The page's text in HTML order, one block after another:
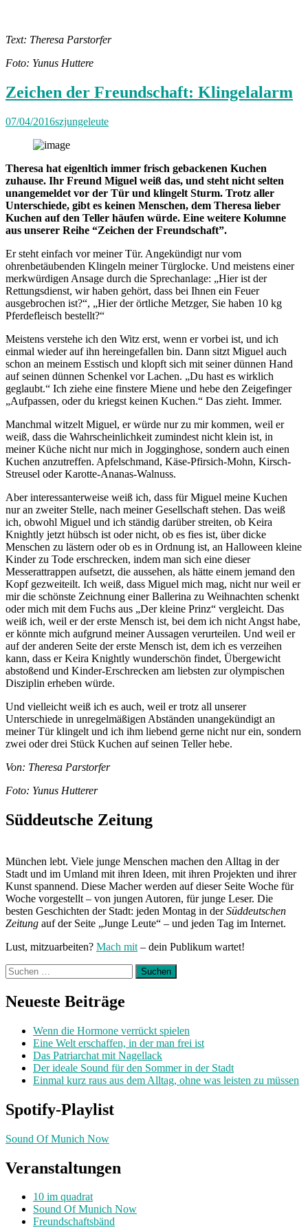
Text: Theresa Parstorfer
Foto: Yunus Huttere
Zeichen der Freundschaft: Klingelalarm
07/04/2016szjungeleute
Theresa hat eigenltich immer frisch gebackenen Kuchen
zuhause. Ihr Freund Miguel weiß das, und steht nicht selten
unangemeldet vor der Tür und klingelt Sturm. Trotz aller
Unterschiede, gibt es keinen Menschen, dem Theresa lieber
Kuchen auf den Teller häufen würde. Eine weitere Kolumne
aus unserer Reihe “Zeichen der Freundschaft”.
Er steht einfach vor meiner Tür. Angekündigt nur vom
ohrenbetäubenden Klingeln meiner Türglocke. Und meistens einer
merkwürdigen Ansage durch die Sprechanlage: „Hier ist der
Rettungsdienst, wir haben gehört, dass bei Ihnen ein Feuer
ausgebrochen ist?“, „Hier der örtliche Metzger, Sie haben 10 kg
Pferdefleisch bestellt?“
Meistens verstehe ich den Witz erst, wenn er vorbei ist, und ich
einmal wieder auf ihn hereingefallen bin. Dann sitzt Miguel auch
schon an meinem Esstisch und klopft sich mit seiner dünnen Hand
auf seinen dünnen Schenkel vor Lachen. „Du hast es wirklich
geglaubt.“ Ich ziehe eine finstere Miene und hebe den Zeigefinger
„Aufpassen, oder du kriegst keinen Kuchen.“ Das zieht. Immer.
Manchmal witzelt Miguel, er würde nur zu mir kommen, weil er
weiß, dass die Wahrscheinlichkeit zumindest nicht klein ist, in
meiner Küche nicht nur mich in Jogginghose, sondern auch einen
Kuchen anzutreffen. Apfelschmand, Käse-Pfirsich-Mohn, Kirsch-
Streusel oder Karotte-Ananas-Walnuss.
Aber interessanterweise weiß ich, dass für Miguel meine Kuchen
nur an zweiter Stelle, nach meiner Gesellschaft stehen. Das weiß
ich, obwohl Miguel und ich ständig darüber streiten, ob Keira
Knightly jetzt hübsch ist oder nicht, ob es fies ist, über dicke
Menschen zu lästern oder ob es in Ordnung ist, an Halloween kleine
Kinder zu Tode erschrecken, indem man sich eine dieser
Messerattrappen aufsetzt, die aussehen, als hätte einem jemand den
Kopf gezweiteilt. Ich weiß, dass Miguel mich mag, nicht nur weil er
mir die schönste Zeichnung einer Ballerina zu Weihnachten schenkt
oder mich mit dem Fuchs aus „Der kleine Prinz“ vergleicht. Das
weiß ich, weil er der erste Mensch ist, bei dem ich nicht Angst habe,
er könnte mich aufgrund meiner Aussagen verurteilen. Und weil er
auf der anderen Seite der erste Mensch ist, dem ich es verzeihen
kann, dass er Keira Knightly wunderschön findet, Übergewicht
abstoßend und Kinder-Erschrecken am liebsten zur olympischen
Disziplin erheben würde.
Und vielleicht weiß ich es auch, weil er trotz all unserer
Unterschiede in unregelmäßigen Abständen unangekündigt an
meiner Tür klingelt und ich ihm liebend gerne nicht nur ein, sondern
zwei oder drei Stück Kuchen auf seinen Teller hebe.
Von: Theresa Parstorfer
Foto: Yunus Hutterer
Süddeutsche Zeitung
München lebt. Viele junge Menschen machen den Alltag in der
Stadt und im Umland mit ihren Ideen, mit ihren Projekten und ihrer
Kunst spannend. Diese Macher werden auf dieser Seite Woche für
Woche vorgestellt – von jungen Autoren, für junge Leser. Die
besten Geschichten der Stadt: jeden Montag in derSüddeutschen
Zeitung auf der Seite „Junge Leute“ – und jeden Tag im Internet.
Lust, mitzuarbeiten? Mach mit – dein Publikum wartet!
Suchen
nach:
Neueste Beiträge
Wenn die Hormone verrückt spielen
Eine Welt erschaffen, in der man frei ist
Das Patriarchat mit Nagellack
Der ideale Sound für den Sommer in der Stadt
Einmal kurz raus aus dem Alltag, ohne was leisten zu müssen
Spotify-Playlist
Sound Of Munich Now
Veranstaltungen
10 im quadrat
Sound Of Munich Now
Freundschaftsbänd